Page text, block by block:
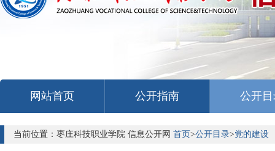
网站首页 公开指南 公开
当前位置：枣庄科技职业学院 信息公开网 首页>公开目录>党的建设